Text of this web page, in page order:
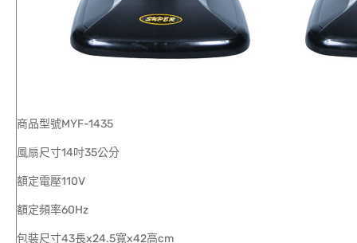
商品型號MYF-1435
風扇尺寸14吋35公分
額定電壓110V
額定頻率60Hz
包裝尺寸43長x24.5寬x42高cm